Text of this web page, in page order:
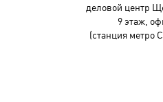
деловой центр
9 этаж,
(станция метро